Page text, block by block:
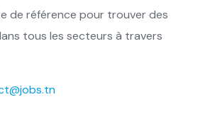
de référence pour trouver des
tous les secteurs à travers